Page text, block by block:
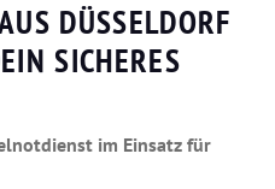
DÜSSELDORF
SICHERES
im Einsatz für